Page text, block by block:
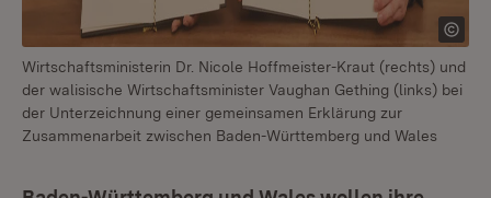
Wirtschaftsministerin Dr. Nicole Hoffmeister-Kraut (rechts) und
der walisische Wirtschaftsminister Vaughan Gething (links) bei
der Unterzeichnung einer gemeinsamen Erklärung zur
Zusammenarbeit zwischen Baden-Württemberg und Wales